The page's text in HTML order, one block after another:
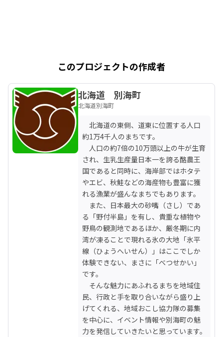
このプロジェクトの作成者
北海道 別海町
北海道別海町
北海道の東側、道東に位置する人口
約1万4千人のまちです。
人口の約7倍の10万頭以上の牛が生育
され、生乳生産量日本一を誇る酪農王
国であると同時に、海岸部ではホタテ
やエビ、秋鮭などの海産物も豊富に獲
れる漁業が盛んなまちでもあります。
また、日本最大の砂嘴（さし）であ
る「野付半島」を有し、貴重な植物や
野鳥の観測地であるほか、厳冬期に内
湾が凍ることで現れる氷の大地「氷平
線（ひょうへいせん）」はここでしか
体験できない、まさに「べつせかい」
です。
そんな魅力にあふれるまちを地域住
民、行政と手を取り合いながら盛り上
げてくれる、地域おこし協力隊の募集
を中心に、イベント情報や別海町の魅
力を発信していきたいと思っています。